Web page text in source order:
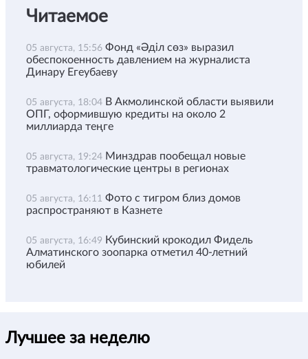
Читаемое
05 августа, 15:56 Фонд «Әділ сөз» выразил
обеспокоенность давлением на журналиста
Динару Егеубаеву
05 августа, 18:04 В Акмолинской области выявили
ОПГ, оформившую кредиты на около 2
миллиарда теңге
05 августа, 19:24 Минздрав пообещал новые
травматологические центры в регионах
05 августа, 16:11 Фото с тигром близ домов
распространяют в Казнете
05 августа, 16:49 Кубинский крокодил Фидель
Алматинского зоопарка отметил 40-летний
юбилей
Лучшее за неделю